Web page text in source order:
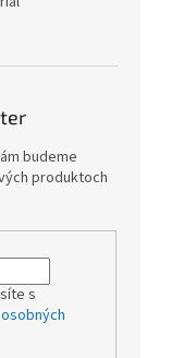
budeme
produktoch
s